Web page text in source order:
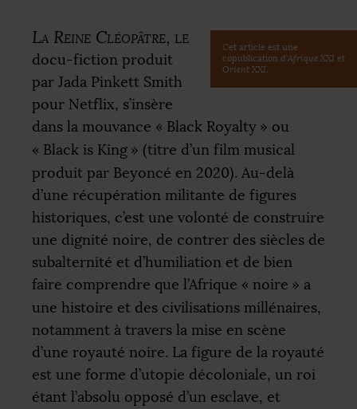
Cet article est une
copublication d’Afrique XXI et
Orient XXI.
La Reine Cléopâtre, le
docu-fiction produit
par Jada Pinkett Smith
pour Netflix, s’insère
dans la mouvance « Black Royalty » ou
« Black is King » (titre d’un film musical
produit par Beyoncé en 2020). Au-delà
d’une récupération militante de figures
historiques, c’est une volonté de construire
une dignité noire, de contrer des siècles de
subalternité et d’humiliation et de bien
faire comprendre que l’Afrique « noire » a
une histoire et des civilisations millénaires,
notamment à travers la mise en scène
d’une royauté noire. La figure de la royauté
est une forme d’utopie décoloniale, un roi
étant l’absolu opposé d’un esclave, et